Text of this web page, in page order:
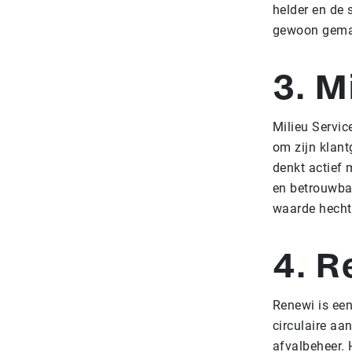
helder en de
gewoon
3.
Milieu
om zijn
denkt actief
en
waarde
4.
Renewi is
circulaire
afvalbeheer.